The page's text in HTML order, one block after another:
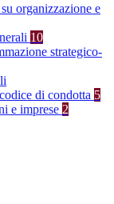
organizzazione e
10
strategico-
di condotta 5
e imprese 2